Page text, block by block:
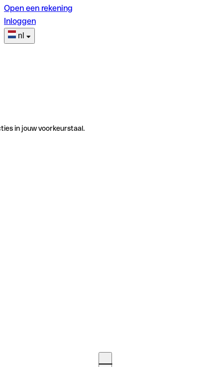
Open een rekening
Inloggen
nl
in jouw voorkeurstaal.